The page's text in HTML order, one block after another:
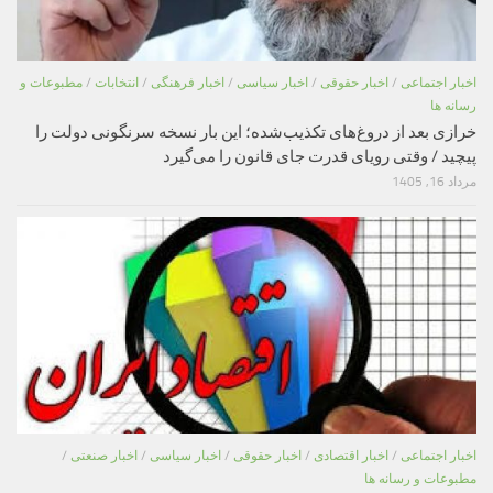
اخبار اجتماعی / اخبار حقوقی / اخبار سیاسی / اخبار فرهنگی / انتخابات / مطبوعات و
رسانه ها
خرازی بعد از دروغ‌های تکذیب‌شده؛ این بار نسخه سرنگونی دولت را
پیچید / وقتی رویای قدرت جای قانون را می‌گیرد
مرداد 16, 1405
اخبار اجتماعی / اخبار اقتصادی / اخبار حقوقی / اخبار سیاسی / اخبار صنعتی /
مطبوعات و رسانه ها